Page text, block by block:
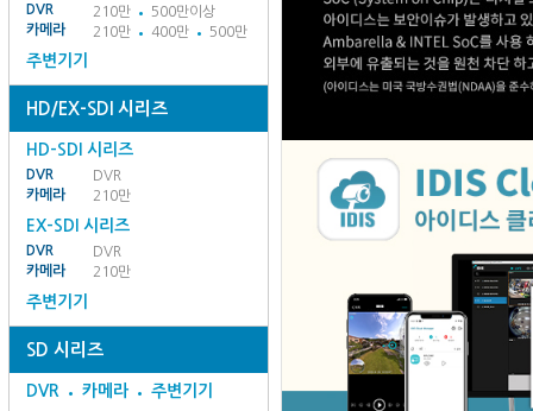
DVR 210만
500만이상
카메라
210만 400만 500만
주변기기
HD/EX-SDI 시리즈
HD-SDI 시리즈
DVR
DVR
카메라
210만
EX-SDI 시리즈
DVR
DVR
카메라
210만
주변기기
SD 시리즈
DVR 카메라 주변기기